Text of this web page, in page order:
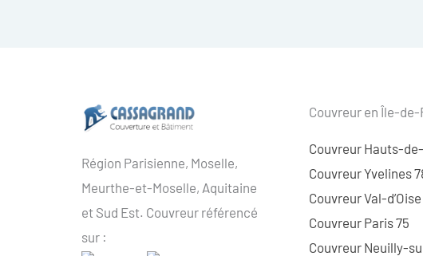
Région Parisienne, Moselle,
Meurthe-et-Moselle, Aquitaine
et Sud Est. Couvreur référencé
sur :
Couvreur en Île-
Couvreur Hauts-
Couvreur Yvelines
Couvreur Val-
Couvreur Paris 75
Couvreur Neuilly-